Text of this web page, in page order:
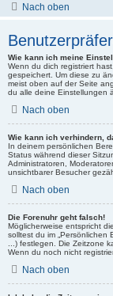
Nach oben
Wie kann ich meine
Wenn du dich registriert
gespeichert. Um diese zu
meist oben auf der Seite
du alle deine Einstellungen
Nach oben
Wie kann ich verhindern,
In deinem persönlichen
Status während dieser
Administratoren,
unsichtbarer Besucher
Nach oben
Die Forenuhr geht falsch!
Möglicherweise entspricht
solltest du im „Persönlichen
...) festlegen. Die Zeitzone
Wenn du noch nicht
Nach oben